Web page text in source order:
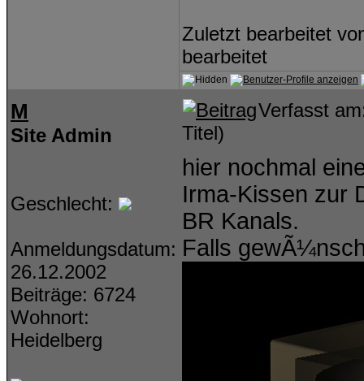
Zuletzt bearbeitet
bearbeitet
M
Site Admin
Geschlecht:
Anmeldungsdatum:
26.12.2002
Beiträge: 6724
Wohnort:
Heidelberg
Verfasst
Titel)
hier nochmal
Irma-Kissen zur
BR Kanals.
Falls